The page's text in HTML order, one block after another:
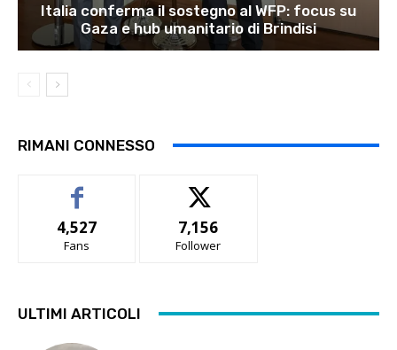
Italia conferma il sostegno al WFP: focus su
Gaza e hub umanitario di Brindisi
RIMANI CONNESSO
4,527
Fans
7,156
Follower
ULTIMI ARTICOLI